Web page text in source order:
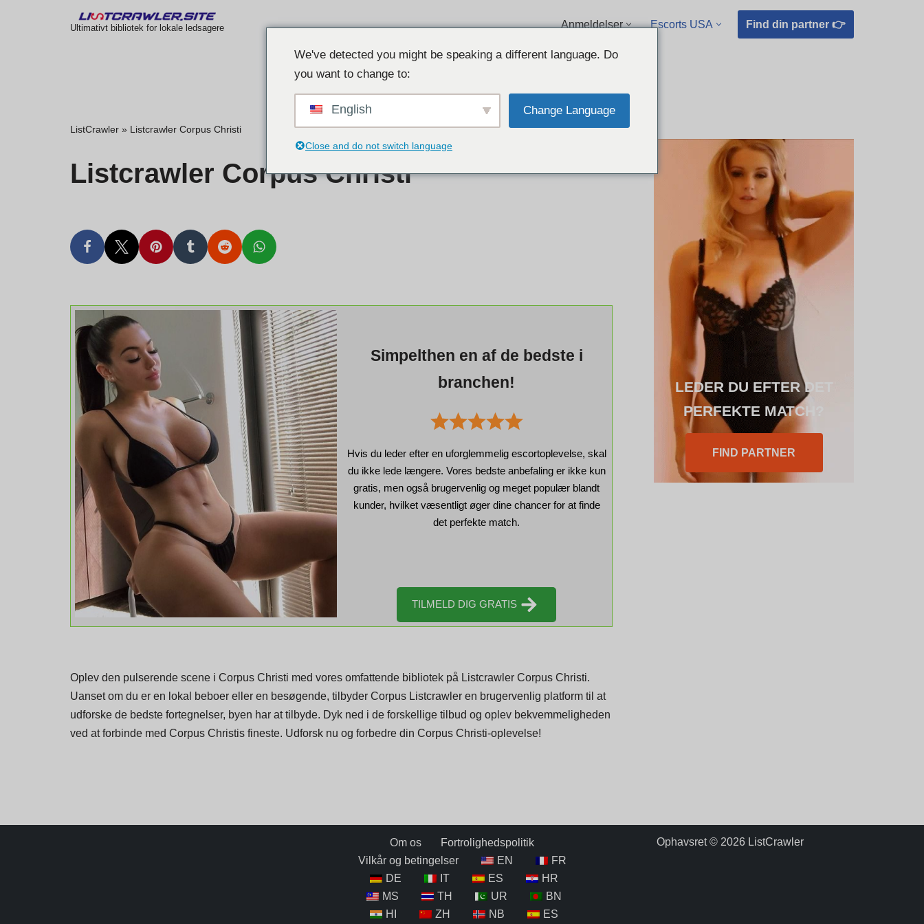
Ultimativt bibliotek for lokale ledsagere Anmeldelser Escorts USA Find din partner 👉
ListCrawler » Listcrawler Corpus Christi
Listcrawler Corpus Christi
Simpelthen en af de bedste i
branchen!
Hvis du leder efter en uforglemmelig escortoplevelse, skal
du ikke lede længere. Vores bedste anbefaling er ikke kun
gratis, men også brugervenlig og meget populær blandt
kunder, hvilket væsentligt øger dine chancer for at finde
det perfekte match.
TILMELD DIG GRATIS
Oplev den pulserende scene i Corpus Christi med vores omfattende bibliotek på Listcrawler Corpus Christi.
Uanset om du er en lokal beboer eller en besøgende, tilbyder Corpus Listcrawler en brugervenlig platform til at
udforske de bedste fortegnelser, byen har at tilbyde. Dyk ned i de forskellige tilbud og oplev bekvemmeligheden
ved at forbinde med Corpus Christis fineste. Udforsk nu og forbedre din Corpus Christi-oplevelse!
LEDER DU EFTER DET
PERFEKTE MATCH?
FIND PARTNER
Om os
Fortrolighedspolitik
Vilkår og betingelser
EN
FR
DE
IT ES
HR
MS
TH UR
BN
HI
ZH NB ES
Ophavsret © 2026 ListCrawler
We've detected you might be speaking a different language. Do
you want to change to:
English Change Language
Close and do not switch language